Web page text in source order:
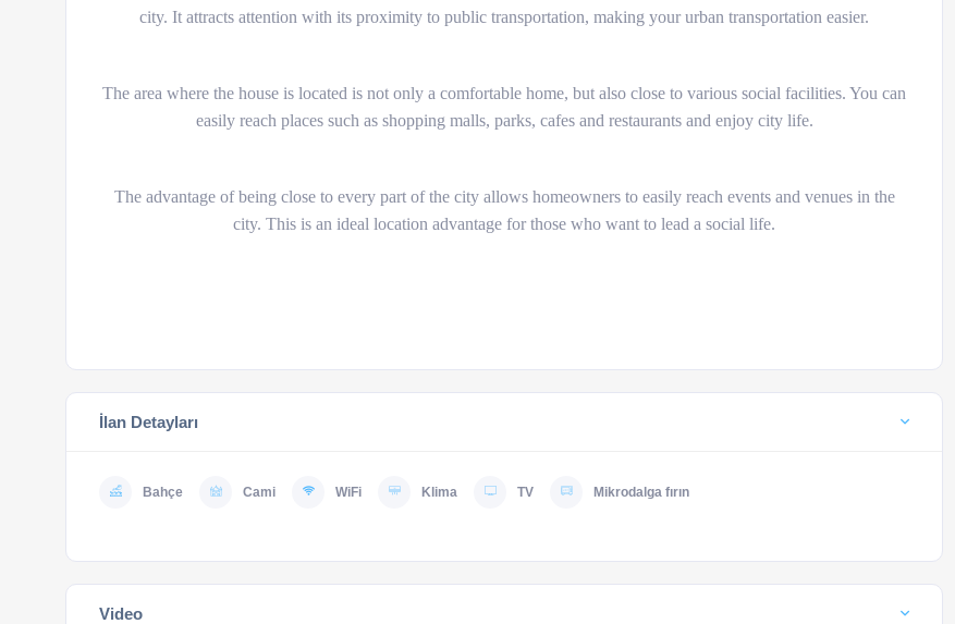
city. It attracts attention with its proximity to public transportation, making your urban transportation easier.
The area where the house is located is not only a comfortable home, but also close to various social facilities. You can
easily reach places such as shopping malls, parks, cafes and restaurants and enjoy city life.
The advantage of being close to every part of the city allows homeowners to easily reach events and venues in the
city. This is an ideal location advantage for those who want to lead a social life.
İlan Detayları
Bahçe Cami WiFi Klima TV Mikrodalga fırın
Video